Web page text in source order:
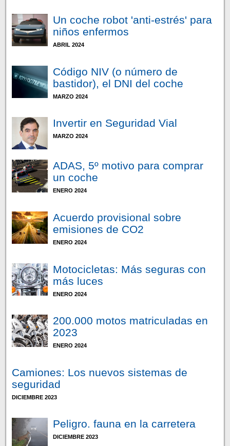
Un coche robot 'anti-estrés' para
niños enfermos
ABRIL 2024
Código NIV (o número de
bastidor), el DNI del coche
MARZO 2024
Invertir en Seguridad Vial
MARZO 2024
ADAS, 5º motivo para comprar
un coche
ENERO 2024
Acuerdo provisional sobre
emisiones de CO2
ENERO 2024
Motocicletas: Más seguras con
más luces
ENERO 2024
200.000 motos matriculadas en
2023
ENERO 2024
Camiones: Los nuevos sistemas de
seguridad
DICIEMBRE 2023
Peligro. fauna en la carretera
DICIEMBRE 2023